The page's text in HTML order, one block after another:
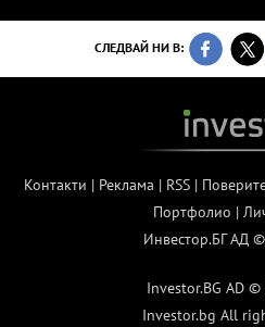
СЛЕДВАЙ НИ В:
Контакти | Реклама | RSS|
Портфолио |
Инвестор.БГ АД
Investor.BG AD
Investor.bg All